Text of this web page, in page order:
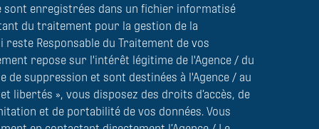
enregistrées dans un fichier informatisé
du traitement pour la gestion de la
Responsable du Traitement de vos
repose sur l'intérêt légitime de l'Agence / du
de suppression et sont destinées à l'Agence / au
libertés », vous disposez des droits d’accès, de
et de portabilité de vos données. Vous